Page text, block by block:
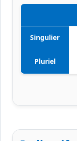
Singulier
Pluriel